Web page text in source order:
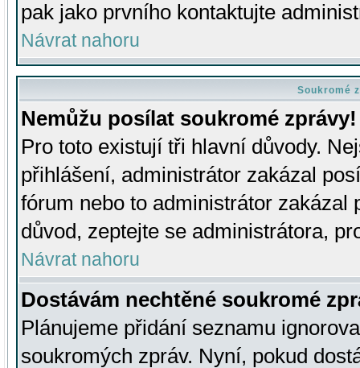
pak jako prvního kontaktujte
Návrat nahoru
Soukromé
Nemůžu posílat soukromé zprávy!
Pro toto existují tři hlavní důvody.
přihlášení, administrátor zakázal
fórum nebo to administrátor zakázal
důvod, zeptejte se administrátora,
Návrat nahoru
Dostávám nechtěné soukromé
Plánujeme přidání seznamu
soukromých zpráv. Nyní, pokud